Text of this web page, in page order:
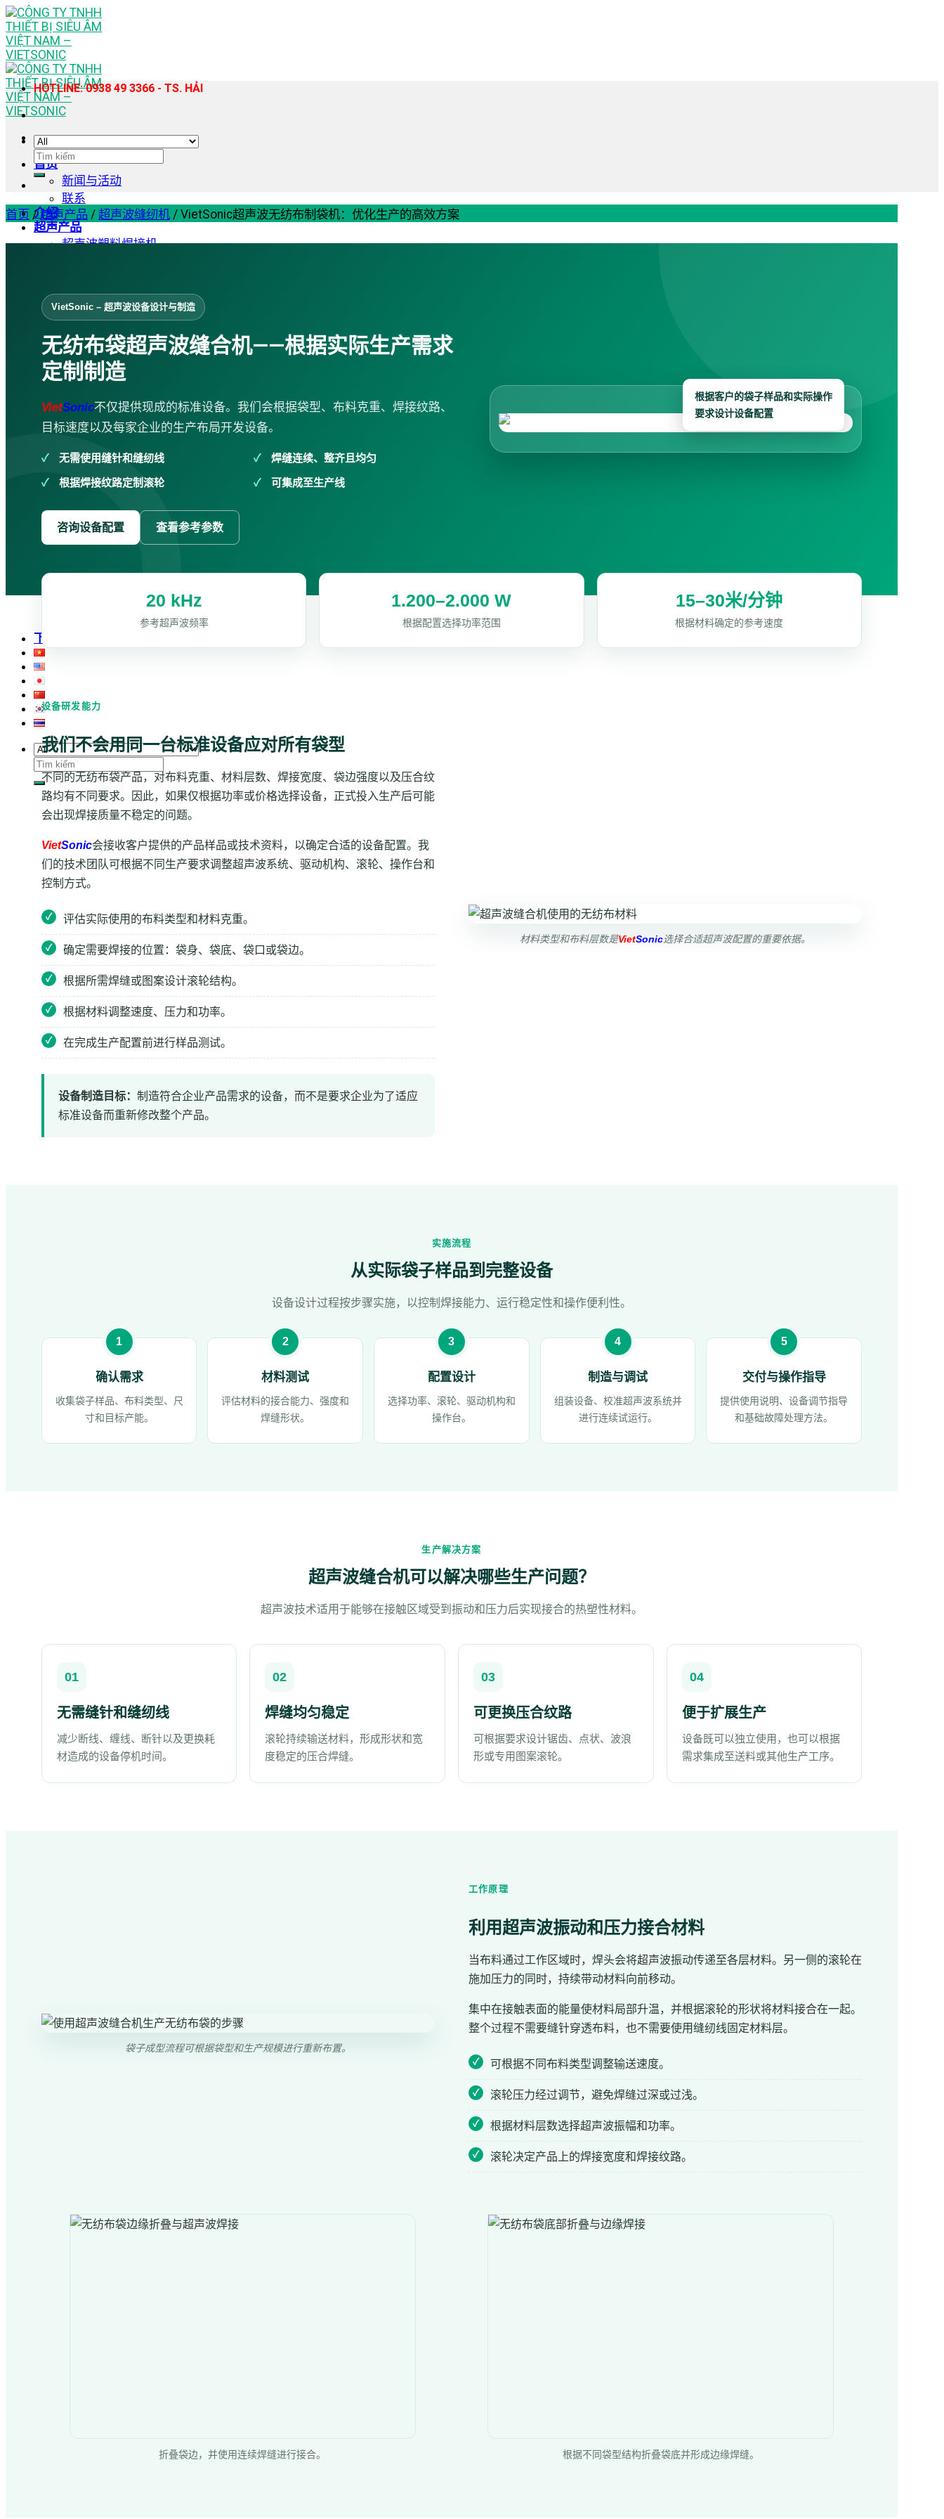
Skip
to
content
首页
新闻与活动
联系
介绍
超声产品
超声波塑料焊接机
超声波均质提取机
超声波切割机
超声波锡片焊接机
袋子生产线
超声波清洗机
金属超声波焊接机
企业培训
咨询 · 设计
机械加工
防水
超声波焊接机
超声波缝纫机
手持式超声波焊接机
超声波搅拌与提取设备
下载
搜
索：
HOTLINE: 0938 49 3366 - TS. HẢI
搜
索：
首页 / 超声产品 / 超声波缝纫机 / VietSonic超声波无纺布制袋机：优化生产的高效方案
VietSonic – 超声波设备设计与制造
无纺布袋超声波缝合机——根据实际生产需求
定制制造
VietSonic不仅提供现成的标准设备。我们会根据袋型、布料克重、焊接纹路、
目标速度以及每家企业的生产布局开发设备。
无需使用缝针和缝纫线 焊缝连续、整齐且均匀
根据焊接纹路定制滚轮 可集成至生产线
咨询设备配置 查看参考参数
根据客户的袋子样品和实际操作
要求设计设备配置
20 kHz
参考超声波频率
1.200–2.000 W
根据配置选择功率范围
15–30米/分钟
根据材料确定的参考速度
设备研发能力
我们不会用同一台标准设备应对所有袋型
不同的无纺布袋产品，对布料克重、材料层数、焊接宽度、袋边强度以及压合纹
路均有不同要求。因此，如果仅根据功率或价格选择设备，正式投入生产后可能
会出现焊接质量不稳定的问题。
VietSonic会接收客户提供的产品样品或技术资料，以确定合适的设备配置。我
们的技术团队可根据不同生产要求调整超声波系统、驱动机构、滚轮、操作台和
控制方式。
评估实际使用的布料类型和材料克重。
确定需要焊接的位置：袋身、袋底、袋口或袋边。
根据所需焊缝或图案设计滚轮结构。
根据材料调整速度、压力和功率。
在完成生产配置前进行样品测试。
设备制造目标： 制造符合企业产品需求的设备，而不是要求企业为了适应
标准设备而重新修改整个产品。
材料类型和布料层数是VietSonic选择合适超声波配置的重要依据。
实施流程
从实际袋子样品到完整设备
设备设计过程按步骤实施，以控制焊接能力、运行稳定性和操作便利性。
确认需求
收集袋子样品、布料类型、尺
寸和目标产能。
材料测试
评估材料的接合能力、强度和
焊缝形状。
配置设计
选择功率、滚轮、驱动机构和
操作台。
制造与调试
组装设备、校准超声波系统并
进行连续试运行。
交付与操作指导
提供使用说明、设备调节指导
和基础故障处理方法。
生产解决方案
超声波缝合机可以解决哪些生产问题？
超声波技术适用于能够在接触区域受到振动和压力后实现接合的热塑性材料。
01
无需缝针和缝纫线
减少断线、缠线、断针以及更换耗
材造成的设备停机时间。
02
焊缝均匀稳定
滚轮持续输送材料，形成形状和宽
度稳定的压合焊缝。
03
可更换压合纹路
可根据要求设计锯齿、点状、波浪
形或专用图案滚轮。
04
便于扩展生产
设备既可以独立使用，也可以根据
需求集成至送料或其他生产工序。
袋子成型流程可根据袋型和生产规模进行重新布置。
工作原理
利用超声波振动和压力接合材料
当布料通过工作区域时，焊头会将超声波振动传递至各层材料。另一侧的滚轮在
施加压力的同时，持续带动材料向前移动。
集中在接触表面的能量使材料局部升温，并根据滚轮的形状将材料接合在一起。
整个过程不需要缝针穿透布料，也不需要使用缝纫线固定材料层。
可根据不同布料类型调整输送速度。
滚轮压力经过调节，避免焊缝过深或过浅。
根据材料层数选择超声波振幅和功率。
滚轮决定产品上的焊接宽度和焊接纹路。
折叠袋边，并使用连续焊缝进行接合。 根据不同袋型结构折叠袋底并形成边缘焊缝。